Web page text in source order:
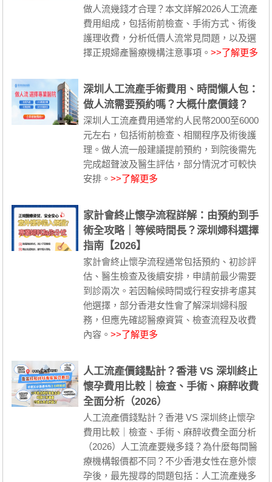
做人流幾錢才合理？本文詳解2026人工流產
費用組成，包括術前檢查、手術方式、術後
護理收費，分析低價人流常見問題，以及選
擇正規婦產醫療機構注意事項。>>了解更多
深圳人工流產手術費用、時間懶人包：
做人流需要預約嗎？大概什麼價錢？
深圳人工流產費用通常約人民幣2000至6000
元左右，包括術前檢查、相關程序及術後護
理。做人流一般建議提前預約，到院後需先
完成超聲波及醫生評估，部分情況才可較快
安排。>>了解更多
家計會終止懷孕流程詳解：由預約到手
術全攻略｜等候時間長？深圳婦科選擇
指南【2026】
家計會終止懷孕流程通常包括預約、初診評
估、醫生檢查及後續安排，申請前最少需要
到診兩次。若因輪候時間或行程安排考慮其
他選擇，部分香港女性會了解深圳婦科服
務，但應先確認醫療資質、檢查流程及收費
內容。>>了解更多
人工流產價錢點計？香港 VS 深圳終止
懷孕費用比較｜檢查、手術、麻醉收費
全面分析（2026）
人工流產價錢點計？香港 VS 深圳終止懷孕
費用比較｜檢查、手術、麻醉收費全面分析
（2026）人工流產要幾多錢？為什麼每間醫
療機構報價都不同？不少香港女性在意外懷
孕後，最先搜尋的問題包括：人工流產幾多